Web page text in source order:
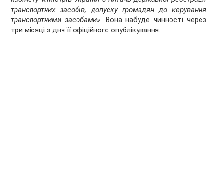
транспортних засобів, допуску громадян до керування
транспортними засобами». Вона набуде чинності через
три місяці з дня її офіційного опублікування.